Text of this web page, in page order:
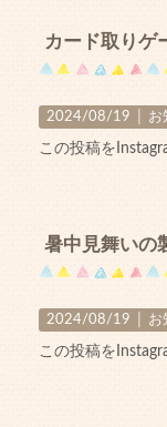
カード取りゲ
2024/08/19 │ お
この投稿を
暑中見舞いの
2024/08/19 │ お
この投稿を